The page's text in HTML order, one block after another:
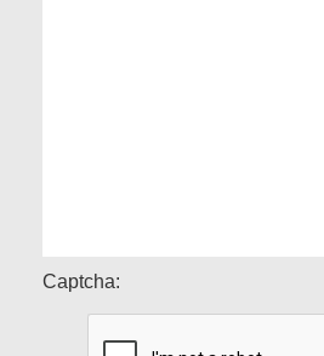
Captcha: